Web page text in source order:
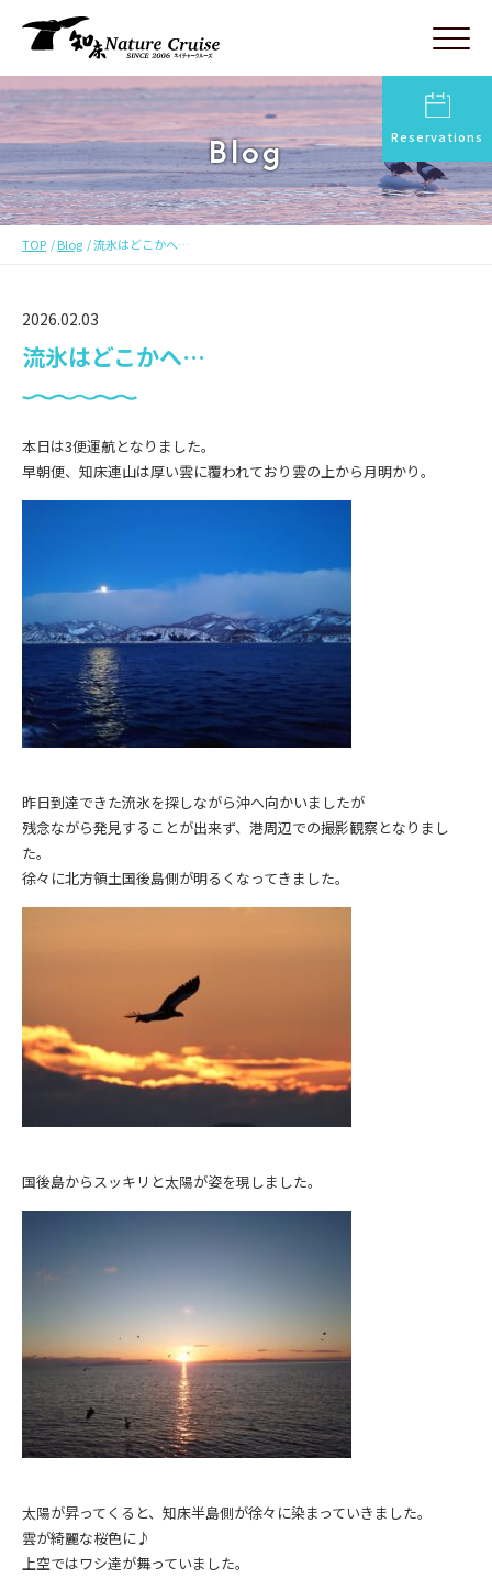
Reservations
Blog
TOP Blog 流氷はどこかへ…
2026.02.03
流氷はどこかへ…
本日は3便運航となりました。
早朝便、知床連山は厚い雲に覆われており雲の上から月明かり。
昨日到達できた流氷を探しながら沖へ向かいましたが
残念ながら発見することが出来ず、港周辺での撮影観察となりまし
た。
徐々に北方領土国後島側が明るくなってきました。
国後島からスッキリと太陽が姿を現しました。
太陽が昇ってくると、知床半島側が徐々に染まっていきました。
雲が綺麗な桜色に♪
上空ではワシ達が舞っていました。